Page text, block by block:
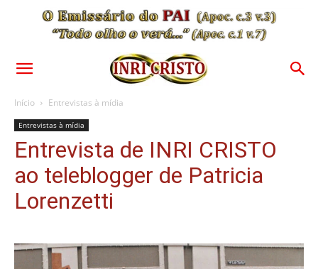
Início Entrevistas à mídia
Entrevistas à mídia
Entrevista de INRI CRISTO
ao teleblogger de Patricia
Lorenzetti